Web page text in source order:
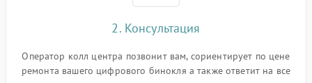
2. Консультация
Оператор колл центра позвонит вам, сориентирует по цене
ремонта вашего цифрового бинокля а также ответит на все